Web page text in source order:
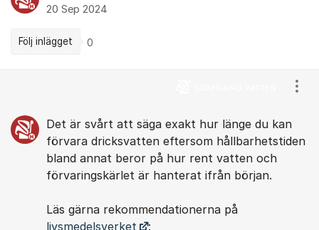
20 Sep 2024
Följ inlägget 0
Det är svårt att säga exakt hur länge du kan
förvara dricksvatten eftersom hållbarhetstiden
bland annat beror på hur rent vatten och
förvaringskärlet är hanterat ifrån början.
Läs gärna rekommendationerna på
livsmedelsverket
: